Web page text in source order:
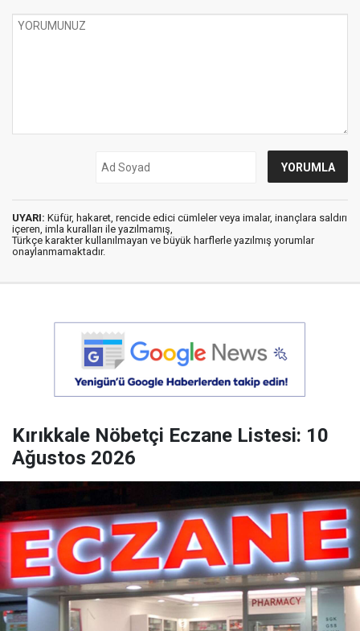
UYARI: Küfür, hakaret, rencide edici cümleler veya imalar, inançlara saldırı
içeren, imla kuralları ile yazılmamış,
Türkçe karakter kullanılmayan ve büyük harflerle yazılmış yorumlar
onaylanmamaktadır.
Kırıkkale Nöbetçi Eczane Listesi: 10
Ağustos 2026